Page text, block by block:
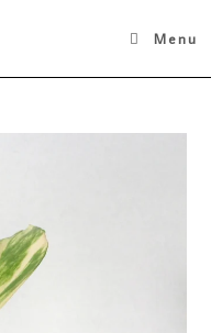
Menu